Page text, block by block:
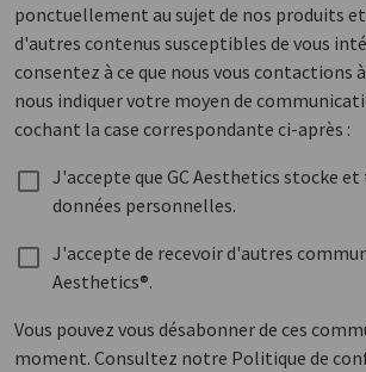
ponctuellement au sujet de nos produits et
d'autres contenus susceptibles de vous
consentez à ce que nous vous contactions
nous indiquer votre moyen de
cochant la case correspondante ci-après :
J'accepte que GC Aesthetics stocke
données personnelles.
J'accepte de recevoir d'autres
Aesthetics®.
Vous pouvez vous désabonner de ces
moment. Consultez notre Politique de